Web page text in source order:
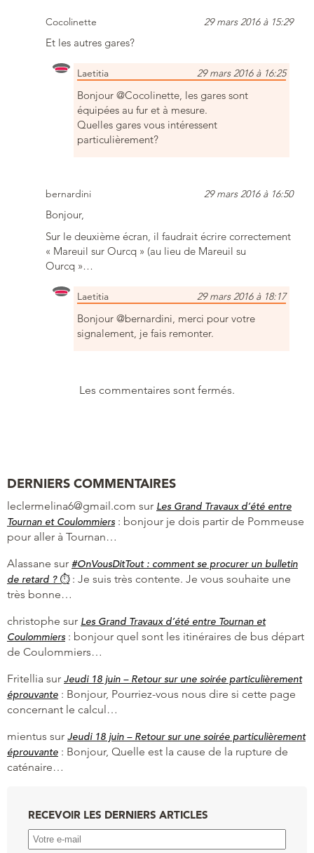
Cocolinette 29 mars 2016 à 15:29
Et les autres gares?
Laetitia 29 mars 2016 à 16:25
Bonjour @Cocolinette, les gares sont
équipées au fur et à mesure.
Quelles gares vous intéressent
particulièrement?
bernardini 29 mars 2016 à 16:50
Bonjour,
Sur le deuxième écran, il faudrait écrire correctement
« Mareuil sur Ourcq » (au lieu de Mareuil su
Ourcq »…
Laetitia 29 mars 2016 à 18:17
Bonjour @bernardini, merci pour votre
signalement, je fais remonter.
Les commentaires sont fermés.
DERNIERS COMMENTAIRES
leclermelina6@gmail.com sur Les Grand Travaux d’été entre
Tournan et Coulommiers : bonjour je dois partir de Pommeuse
pour aller à Tournan…
Alassane sur #OnVousDitTout : comment se procurer un bulletin
de retard ? ⏱: Je suis très contente. Je vous souhaite une
très bonne…
christophe sur Les Grand Travaux d’été entre Tournan et
Coulommiers : bonjour quel sont les itinéraires de bus départ
de Coulommiers…
Fritellia sur Jeudi 18 juin – Retour sur une soirée particulièrement
éprouvante : Bonjour, Pourriez-vous nous dire si cette page
concernant le calcul…
mientus sur Jeudi 18 juin – Retour sur une soirée particulièrement
éprouvante : Bonjour, Quelle est la cause de la rupture de
caténaire…
RECEVOIR LES DERNIERS ARTICLES